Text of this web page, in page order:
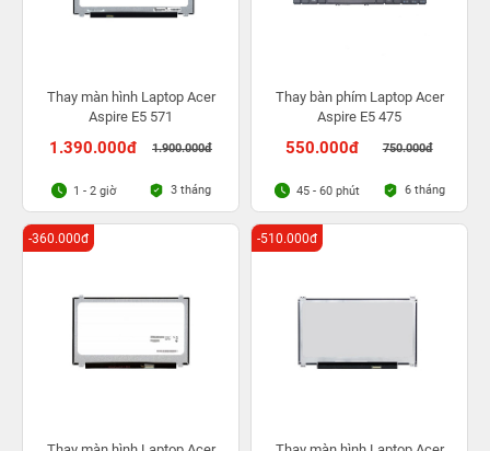
Thay màn hình Laptop Acer
Aspire E5 571
1.390.000đ 1.900.000đ
1 - 2 giờ 3 tháng
Thay bàn phím Laptop Acer
Aspire E5 475
550.000đ 750.000đ
45 - 60 phút 6 tháng
-360.000đ -510.000đ